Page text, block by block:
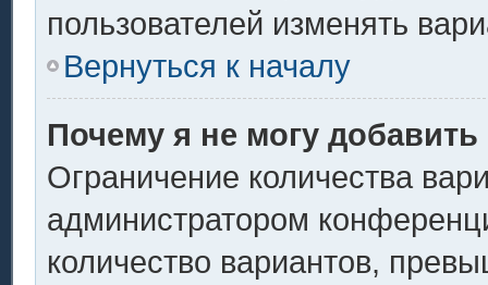
пользователей изменять
Вернуться к началу
Почему я не могу
Ограничение количества
администратором
количество вариантов,